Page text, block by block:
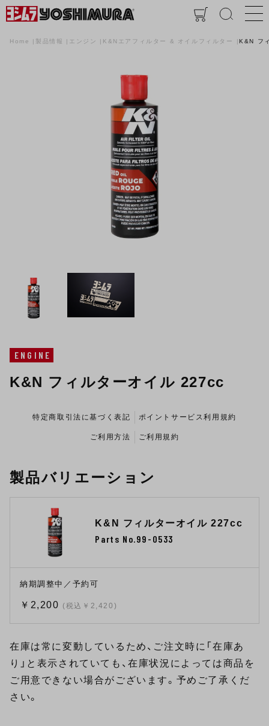
Home 製品情報 エンジン K&Nエアフィルター & オイルフィルター K&N フ
ENGINE
K&N フィルターオイル 227cc
特定商取引法に基づく表記 ポイントサービス利用規約
ご利用方法 ご利用規約
製品バリエーション
K&N フィルターオイル 227cc
Parts No.99-0533
納期調整中／予約可
￥2,200 (税込￥2,420)
在庫は常に変動しているため、ご注文時に「在庫あ
り」と表示されていても、在庫状況によっては商品を
ご用意できない場合がございます。予めご了承くだ
さい。